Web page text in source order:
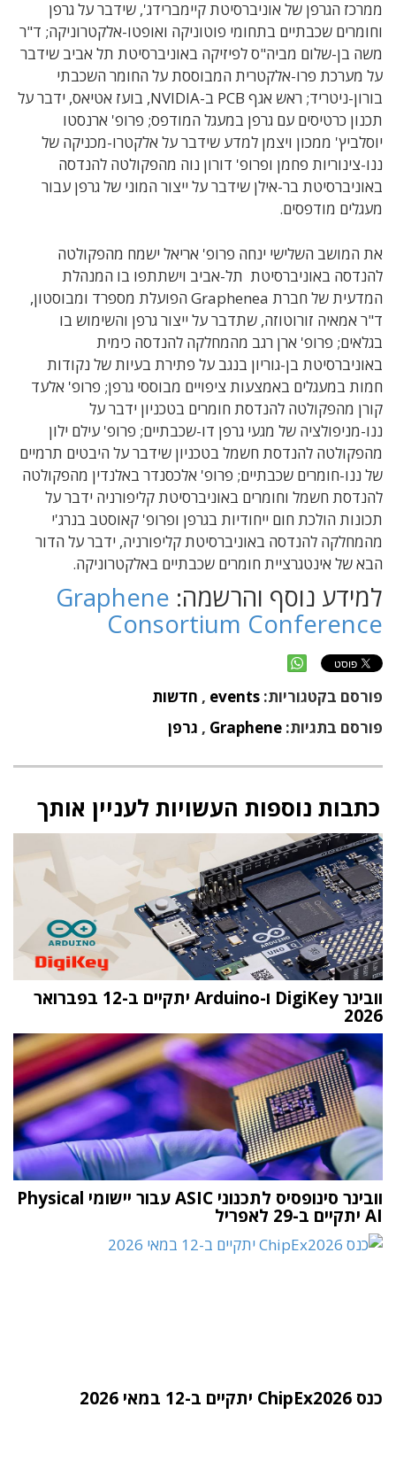
ממרכז הגרפן של אוניברסיטת קיימברידג', שידבר על גרפן
וחומרים שכבתיים בתחומי פוטוניקה ואופטו-אלקטרוניקה; ד"ר
משה בן-שלום מביה"ס לפיזיקה באוניברסיטת תל אביב שידבר
על מערכת פרו-אלקטרית המבוססת על החומר השכבתי
בורון-ניטריד; ראש אגף PCB ב-NVIDIA, בועז אטיאס, ידבר על
תכנון כרטיסים עם גרפן במעגל המודפס; פרופ' ארנסטו
יוסלביץ' ממכון ויצמן למדע שידבר על אלקטרו-מכניקה של
ננו-צינוריות פחמן ופרופ' דורון נוה מהפקולטה להנדסה
באוניברסיטת בר-אילן שידבר על ייצור המוני של גרפן עבור
מעגלים מודפסים.
את המושב השלישי ינחה פרופ' אריאל ישמח מהפקולטה
להנדסה באוניברסיטת תל-אביב וישתתפו בו המנהלת
המדעית של חברת Graphenea הפועלת מספרד ומבוסטון,
ד"ר אמאיה זורוטוזה, שתדבר על ייצור גרפן והשימוש בו
בגלאים; פרופ' ארן רגב מהמחלקה להנדסה כימית
באוניברסיטת בן-גוריון בנגב על פתירת בעיות של נקודות
חמות במעגלים באמצעות ציפויים מבוססי גרפן; פרופ' אלעד
קורן מהפקולטה להנדסת חומרים בטכניון ידבר על
ננו-מניפולציה של מגעי גרפן דו-שכבתיים; פרופ' עילם ילון
מהפקולטה להנדסת חשמל בטכניון שידבר על היבטים תרמיים
של ננו-חומרים שכבתיים; פרופ' אלכסנדר באלנדין מהפקולטה
להנדסת חשמל וחומרים באוניברסיטת קליפורניה ידבר על
תכונות הולכת חום ייחודיות בגרפן ופרופ' קאוסטב בנרג'י
מהמחלקה להנדסה באוניברסיטת קליפורניה, ידבר על הדור
הבא של אינטגרציית חומרים שכבתיים באלקטרוניקה.
למידע נוסף והרשמה: Graphene
Consortium Conference
פורסם בקטגוריות: events
, חדשות
פורסם בתגיות: Graphene
, גרפן
כתבות נוספות העשויות לעניין אותך
וובינר DigiKey ו-Arduino יתקיים ב-12 בפברואר
2026
וובינר סינופסיס לתכנוני ASIC עבור יישומי Physical
AI יתקיים ב-29 לאפריל
כנס ChipEx2026 יתקיים ב-12 במאי 2026